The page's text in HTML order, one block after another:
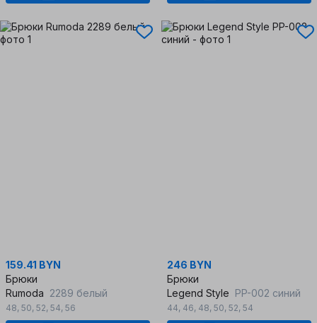
159.41 BYN
Брюки
Rumoda 2289 белый
48, 50, 52, 54, 56
246 BYN
Брюки
Legend Style PP-002 синий
44, 46, 48, 50, 52, 54